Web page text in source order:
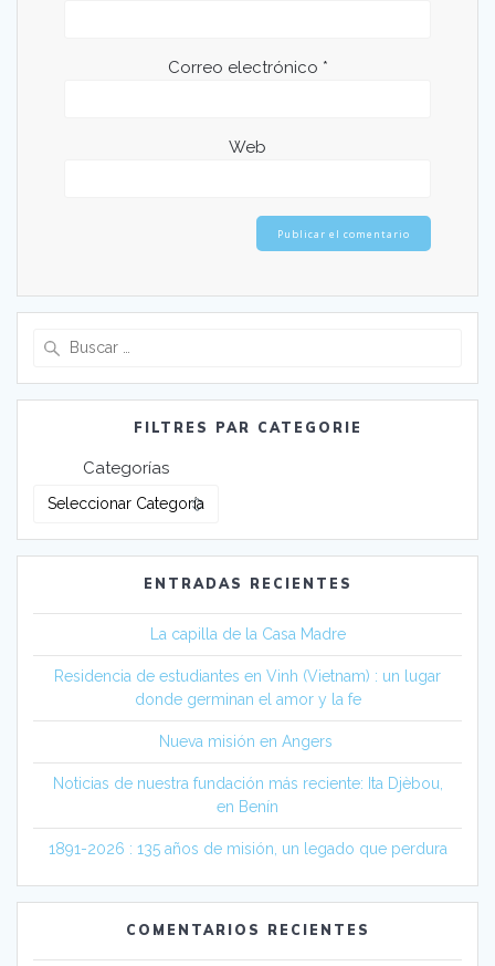
Correo electrónico *
Web
FILTRES PAR CATEGORIE
Categorías
ENTRADAS RECIENTES
La capilla de la Casa Madre
Residencia de estudiantes en Vinh (Vietnam) : un lugar
donde germinan el amor y la fe
Nueva misión en Angers
Noticias de nuestra fundación más reciente: Ita Djèbou,
en Benín
1891-2026 : 135 años de misión, un legado que perdura
COMENTARIOS RECIENTES